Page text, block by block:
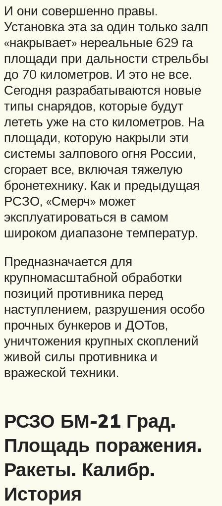
И они совершенно правы.
Установка эта за один только залп
«накрывает» нереальные 629 га
площади при дальности стрельбы
до 70 километров. И это не все.
Сегодня разрабатываются новые
типы снарядов, которые будут
лететь уже на сто километров. На
площади, которую накрыли эти
системы залпового огня России,
сгорает все, включая тяжелую
бронетехнику. Как и предыдущая
РСЗО, «Смерч» может
эксплуатироваться в самом
широком диапазоне температур.
Предназначается для
крупномасштабной обработки
позиций противника перед
наступлением, разрушения особо
прочных бункеров и ДОТов,
уничтожения крупных скоплений
живой силы противника и
вражеской техники.
РСЗО БМ-21 Град.
Площадь поражения.
Ракеты. Калибр.
История